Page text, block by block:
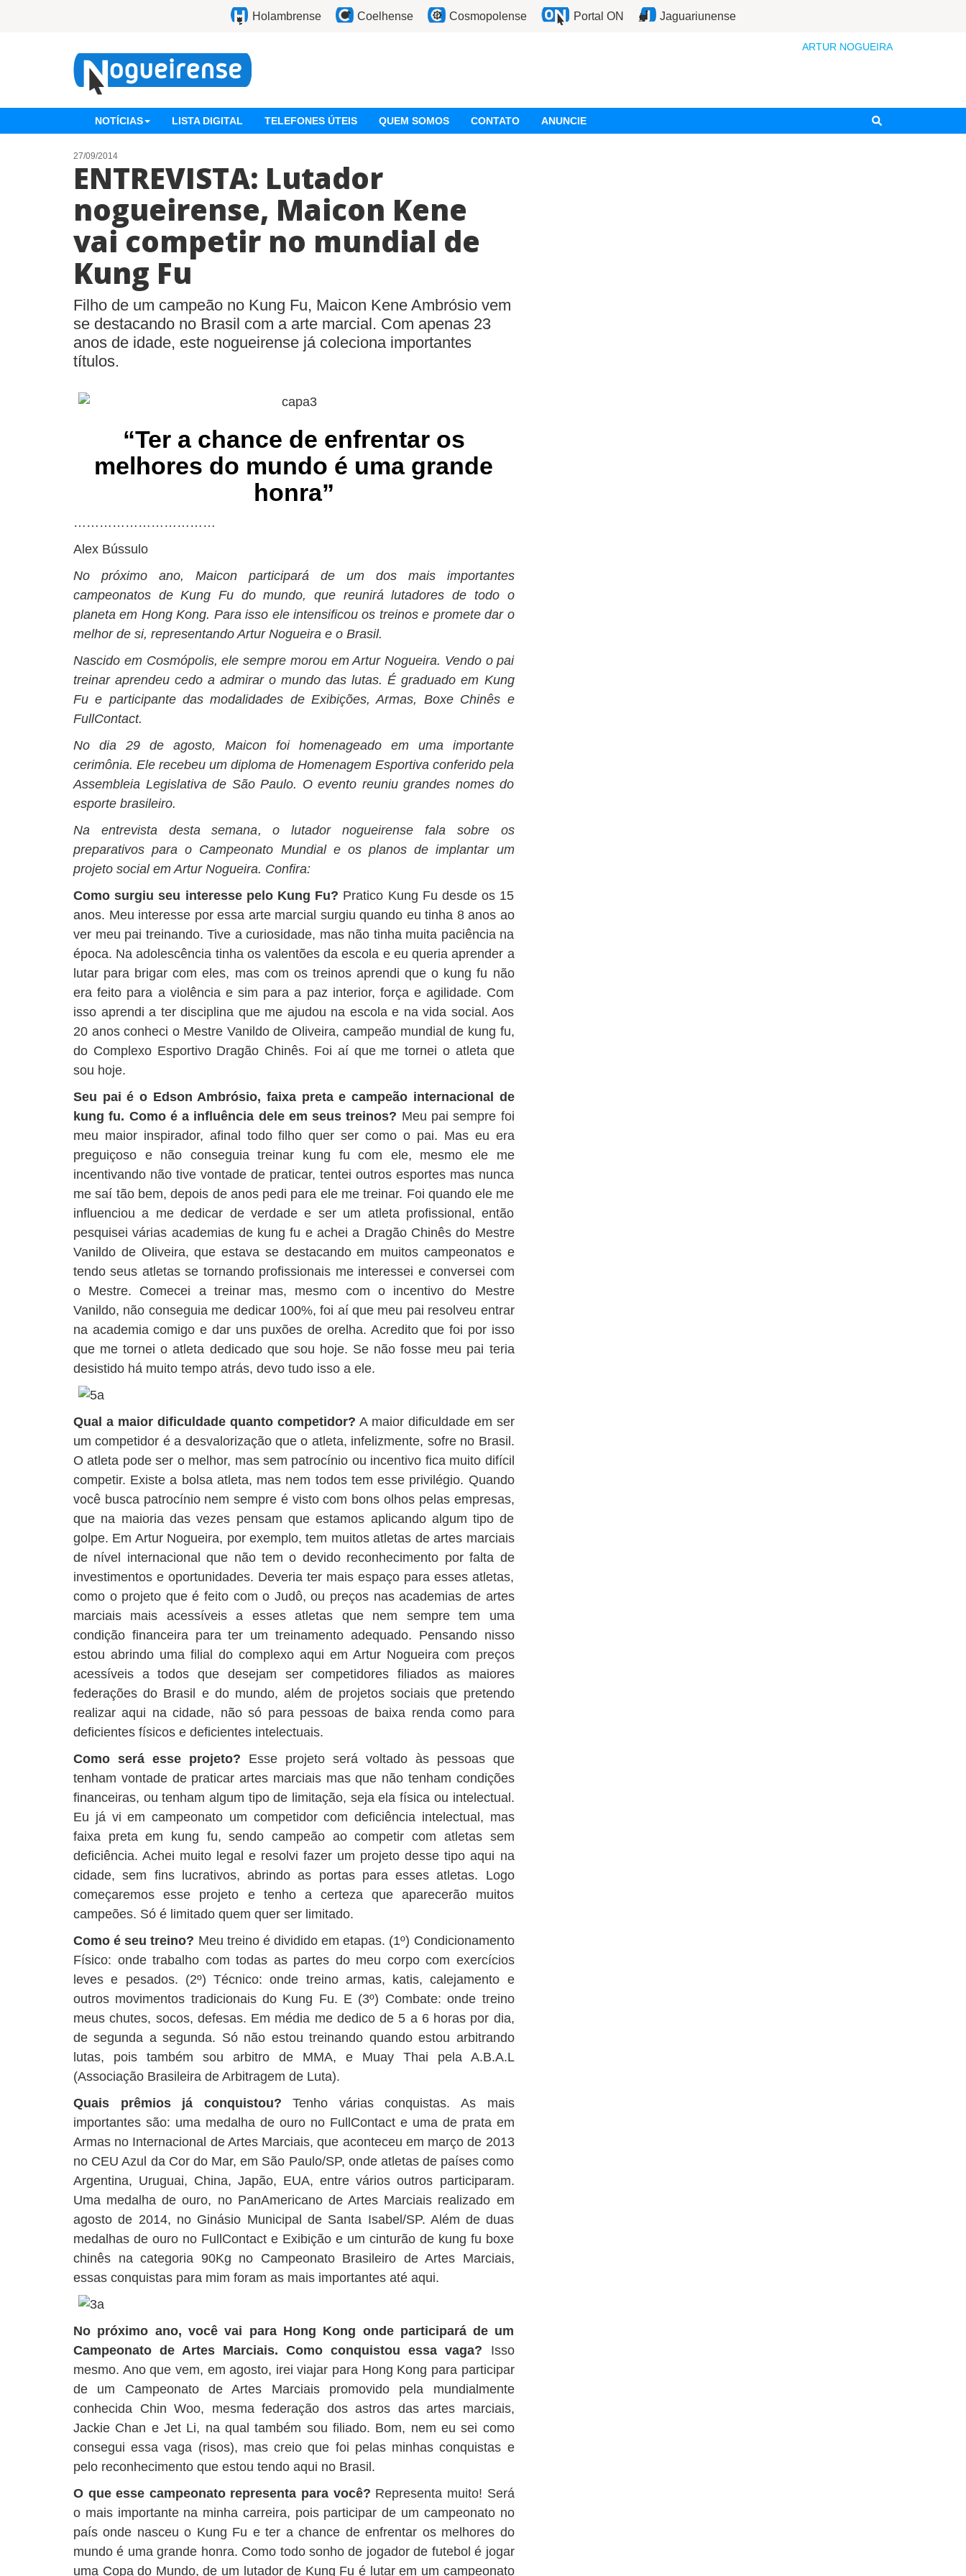
Holambrense Coelhense Cosmopolense Portal ON Jaguariunense
ARTUR NOGUEIRA
NOTÍCIAS LISTA DIGITAL TELEFONES ÚTEIS QUEM SOMOS CONTATO ANUNCIE
27/09/2014
ENTREVISTA: Lutador
nogueirense, Maicon Kene
vai competir no mundial de
Kung Fu
Filho de um campeão no Kung Fu, Maicon Kene Ambrósio vem
se destacando no Brasil com a arte marcial. Com apenas 23
anos de idade, este nogueirense já coleciona importantes
títulos.
“Ter a chance de enfrentar os
melhores do mundo é uma grande
honra”
……………………………
Alex Bússulo
No próximo ano, Maicon participará de um dos mais importantes
campeonatos de Kung Fu do mundo, que reunirá lutadores de todo o
planeta em Hong Kong. Para isso ele intensificou os treinos e promete dar o
melhor de si, representando Artur Nogueira e o Brasil.
Nascido em Cosmópolis, ele sempre morou em Artur Nogueira. Vendo o pai
treinar aprendeu cedo a admirar o mundo das lutas. É graduado em Kung
Fu e participante das modalidades de Exibições, Armas, Boxe Chinês e
FullContact.
No dia 29 de agosto, Maicon foi homenageado em uma importante
cerimônia. Ele recebeu um diploma de Homenagem Esportiva conferido pela
Assembleia Legislativa de São Paulo. O evento reuniu grandes nomes do
esporte brasileiro.
Na entrevista desta semana, o lutador nogueirense fala sobre os
preparativos para o Campeonato Mundial e os planos de implantar um
projeto social em Artur Nogueira. Confira:
Como surgiu seu interesse pelo Kung Fu? Pratico Kung Fu desde os 15
anos. Meu interesse por essa arte marcial surgiu quando eu tinha 8 anos ao
ver meu pai treinando. Tive a curiosidade, mas não tinha muita paciência na
época. Na adolescência tinha os valentões da escola e eu queria aprender a
lutar para brigar com eles, mas com os treinos aprendi que o kung fu não
era feito para a violência e sim para a paz interior, força e agilidade. Com
isso aprendi a ter disciplina que me ajudou na escola e na vida social. Aos
20 anos conheci o Mestre Vanildo de Oliveira, campeão mundial de kung fu,
do Complexo Esportivo Dragão Chinês. Foi aí que me tornei o atleta que
sou hoje.
Seu pai é o Edson Ambrósio, faixa preta e campeão internacional de
kung fu. Como é a influência dele em seus treinos? Meu pai sempre foi
meu maior inspirador, afinal todo filho quer ser como o pai. Mas eu era
preguiçoso e não conseguia treinar kung fu com ele, mesmo ele me
incentivando não tive vontade de praticar, tentei outros esportes mas nunca
me saí tão bem, depois de anos pedi para ele me treinar. Foi quando ele me
influenciou a me dedicar de verdade e ser um atleta profissional, então
pesquisei várias academias de kung fu e achei a Dragão Chinês do Mestre
Vanildo de Oliveira, que estava se destacando em muitos campeonatos e
tendo seus atletas se tornando profissionais me interessei e conversei com
o Mestre. Comecei a treinar mas, mesmo com o incentivo do Mestre
Vanildo, não conseguia me dedicar 100%, foi aí que meu pai resolveu entrar
na academia comigo e dar uns puxões de orelha. Acredito que foi por isso
que me tornei o atleta dedicado que sou hoje. Se não fosse meu pai teria
desistido há muito tempo atrás, devo tudo isso a ele.
Qual a maior dificuldade quanto competidor? A maior dificuldade em ser
um competidor é a desvalorização que o atleta, infelizmente, sofre no Brasil.
O atleta pode ser o melhor, mas sem patrocínio ou incentivo fica muito difícil
competir. Existe a bolsa atleta, mas nem todos tem esse privilégio. Quando
você busca patrocínio nem sempre é visto com bons olhos pelas empresas,
que na maioria das vezes pensam que estamos aplicando algum tipo de
golpe. Em Artur Nogueira, por exemplo, tem muitos atletas de artes marciais
de nível internacional que não tem o devido reconhecimento por falta de
investimentos e oportunidades. Deveria ter mais espaço para esses atletas,
como o projeto que é feito com o Judô, ou preços nas academias de artes
marciais mais acessíveis a esses atletas que nem sempre tem uma
condição financeira para ter um treinamento adequado. Pensando nisso
estou abrindo uma filial do complexo aqui em Artur Nogueira com preços
acessíveis a todos que desejam ser competidores filiados as maiores
federações do Brasil e do mundo, além de projetos sociais que pretendo
realizar aqui na cidade, não só para pessoas de baixa renda como para
deficientes físicos e deficientes intelectuais.
Como será esse projeto? Esse projeto será voltado às pessoas que
tenham vontade de praticar artes marciais mas que não tenham condições
financeiras, ou tenham algum tipo de limitação, seja ela física ou intelectual.
Eu já vi em campeonato um competidor com deficiência intelectual, mas
faixa preta em kung fu, sendo campeão ao competir com atletas sem
deficiência. Achei muito legal e resolvi fazer um projeto desse tipo aqui na
cidade, sem fins lucrativos, abrindo as portas para esses atletas. Logo
começaremos esse projeto e tenho a certeza que aparecerão muitos
campeões. Só é limitado quem quer ser limitado.
Como é seu treino? Meu treino é dividido em etapas. (1º) Condicionamento
Físico: onde trabalho com todas as partes do meu corpo com exercícios
leves e pesados. (2º) Técnico: onde treino armas, katis, calejamento e
outros movimentos tradicionais do Kung Fu. E (3º) Combate: onde treino
meus chutes, socos, defesas. Em média me dedico de 5 a 6 horas por dia,
de segunda a segunda. Só não estou treinando quando estou arbitrando
lutas, pois também sou arbitro de MMA, e Muay Thai pela A.B.A.L
(Associação Brasileira de Arbitragem de Luta).
Quais prêmios já conquistou? Tenho várias conquistas. As mais
importantes são: uma medalha de ouro no FullContact e uma de prata em
Armas no Internacional de Artes Marciais, que aconteceu em março de 2013
no CEU Azul da Cor do Mar, em São Paulo/SP, onde atletas de países como
Argentina, Uruguai, China, Japão, EUA, entre vários outros participaram.
Uma medalha de ouro, no PanAmericano de Artes Marciais realizado em
agosto de 2014, no Ginásio Municipal de Santa Isabel/SP. Além de duas
medalhas de ouro no FullContact e Exibição e um cinturão de kung fu boxe
chinês na categoria 90Kg no Campeonato Brasileiro de Artes Marciais,
essas conquistas para mim foram as mais importantes até aqui.
No próximo ano, você vai para Hong Kong onde participará de um
Campeonato de Artes Marciais. Como conquistou essa vaga? Isso
mesmo. Ano que vem, em agosto, irei viajar para Hong Kong para participar
de um Campeonato de Artes Marciais promovido pela mundialmente
conhecida Chin Woo, mesma federação dos astros das artes marciais,
Jackie Chan e Jet Li, na qual também sou filiado. Bom, nem eu sei como
consegui essa vaga (risos), mas creio que foi pelas minhas conquistas e
pelo reconhecimento que estou tendo aqui no Brasil.
O que esse campeonato representa para você? Representa muito! Será
o mais importante na minha carreira, pois participar de um campeonato no
país onde nasceu o Kung Fu e ter a chance de enfrentar os melhores do
mundo é uma grande honra. Como todo sonho de jogador de futebol é jogar
uma Copa do Mundo, de um lutador de Kung Fu é lutar em um campeonato